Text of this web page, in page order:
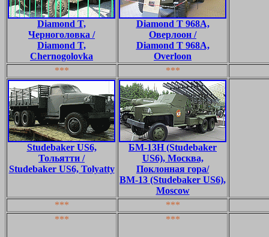
Diamond T,
Черноголовка /
Diamond T,
Chernogolovka
Diamond T 968A,
Оверлоон /
Diamond T 968A,
Overloon
***
***
Studebaker US6,
Тольятти /
Studebaker US6, Tolyatty
БМ-13Н (Studebaker
US6), Москва,
Поклонная гора/
BM-13 (Studebaker US6),
Moscow
***
***
***
***